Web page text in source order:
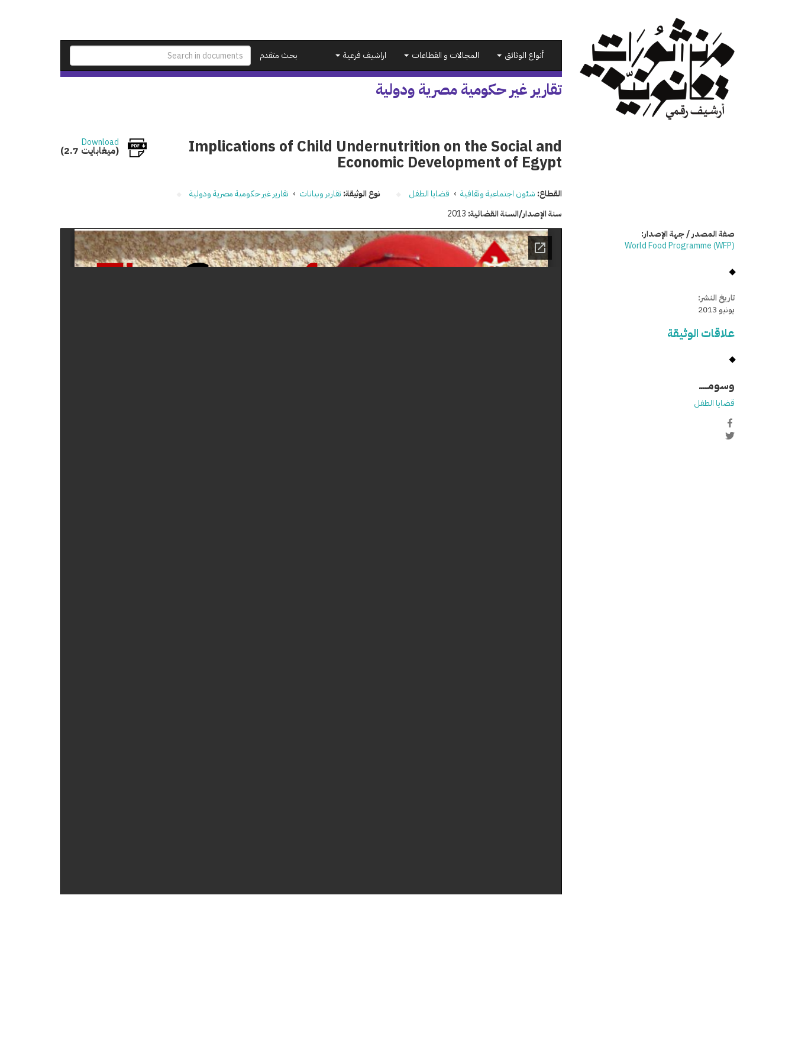
بحث متقدم
أنواع الوثائق المجالات و القطاعات اراشيف فرعية
تقارير غير حكومية مصرية ودولية
Implications of Child Undernutrition on the Social and
Economic Development of Egypt
Download
(2.7 ميغابايت)
القطاع: شئون اجتماعية وثقافية › قضايا الطفل نوع الوثيقة: تقارير وبيانات › تقارير غير حكومية مصرية ودولية
سنة الإصدار/السنة القضائية: 2013
صفة المصدر / جهة الإصدار:
(World Food Programme (WFP
تاريخ النشر:
يونيو 2013
علاقات الوثيقة
وسومـــــ
قضايا الطفل